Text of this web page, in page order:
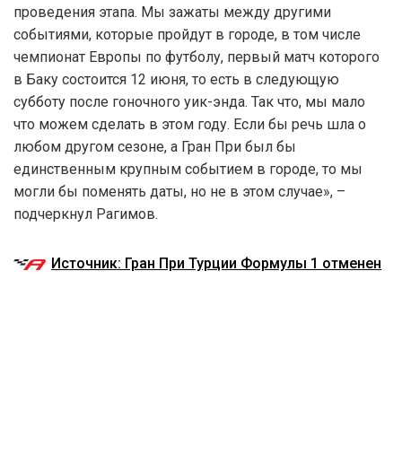
проведения этапа. Мы зажаты между другими
событиями, которые пройдут в городе, в том числе
чемпионат Европы по футболу, первый матч которого
в Баку состоится 12 июня, то есть в следующую
субботу после гоночного уик-энда. Так что, мы мало
что можем сделать в этом году. Если бы речь шла о
любом другом сезоне, а Гран При был бы
единственным крупным событием в городе, то мы
могли бы поменять даты, но не в этом случае», –
подчеркнул Рагимов.
Источник: Гран При Турции Формулы 1 отменен